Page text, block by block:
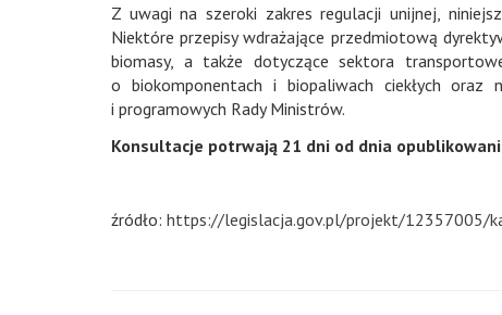
Z uwagi na szeroki zakres regulacji unijnej,
Niektóre przepisy wdrażające przedmiotową
biomasy, a także dotyczące sektora
o biokomponentach i biopaliwach ciekłych
i programowych Rady Ministrów.
Konsultacje potrwają 21 dni od dnia
źródło: https://legislacja.gov.pl/projekt/12357005/